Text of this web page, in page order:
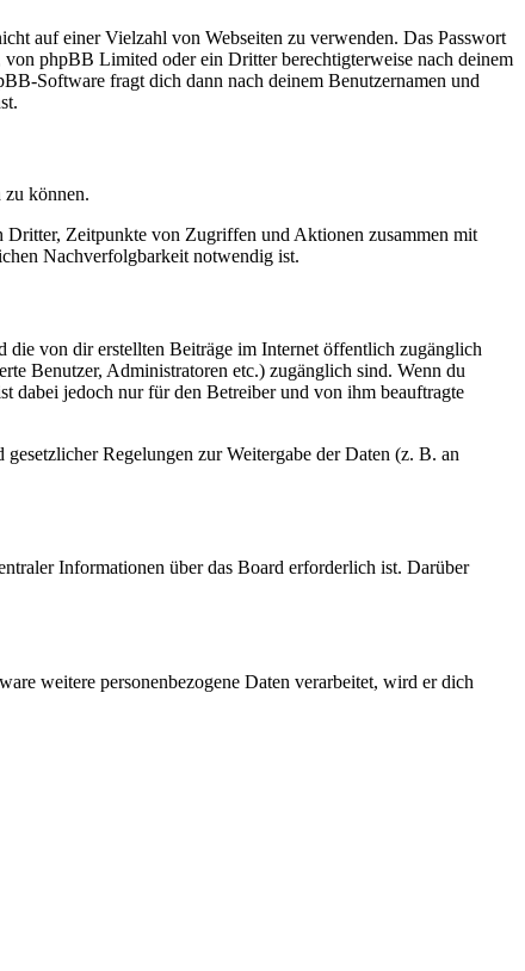
auf einer Vielzahl von Webseiten zu verwenden. Das Passwort
phpBB Limited oder ein Dritter berechtigterweise nach deinem
Software fragt dich dann nach deinem Benutzernamen und
zu können.
Dritter, Zeitpunkte von Zugriffen und Aktionen zusammen mit
Nachverfolgbarkeit notwendig ist.
die von dir erstellten Beiträge im Internet öffentlich zugänglich
Benutzer, Administratoren etc.) zugänglich sind. Wenn du
dabei jedoch nur für den Betreiber und von ihm beauftragte
Regelungen zur Weitergabe der Daten (z. B. an
Informationen über das Board erforderlich ist. Darüber
weitere personenbezogene Daten verarbeitet, wird er dich